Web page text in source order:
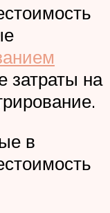
затраты на
в